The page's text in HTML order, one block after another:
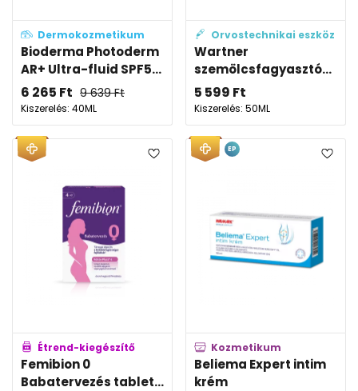
Dermokozmetikum
Bioderma Photoderm
AR+ Ultra-fluid SPF5...
6 265 Ft 9 639Ft
Kiszerelés: 40ML
Orvostechnikai eszköz
Wartner
szemölcsfagyasztó...
5 599 Ft
Kiszerelés: 50ML
Étrend-kiegészítő
Femibion 0
Babatervezés tablet...
Kozmetikum
Beliema Expert intim
krém
EP